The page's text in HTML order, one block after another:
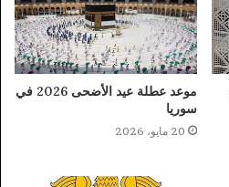
موعد عطلة عيد الأضحى 2026 في
سوريا
20 مايو، 2026